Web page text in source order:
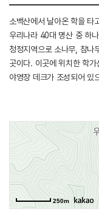
소백산에서 날아온 학을 타
우리나라 40대 명산 중 하
청정지역으로 소나무, 참나
곳이다. 이곳에 위치한 학
야영장 데크가 조성되어 있
어린이 놀이터 등 자연 속
인원을 충분히 수용할 수
학가산으로 오르는 등산로
250m